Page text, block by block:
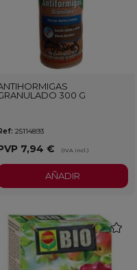
300 G
25114893
7,94 € (IVA incl.)
AÑADIR